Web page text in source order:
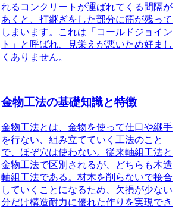
れるコンクリートが運ばれてくる間隔が
あくと、打継ぎをした部分に筋が残って
しまいます。これは「コールドジョイン
ト」と呼ばれ、見栄えが悪いため好まし
くありません。
金物工法の基礎知識と特徴
金物工法とは、金物を使って仕口や継手
を行ない、組み立てていく工法のこと
で、ほぞ穴は使わない。従来軸組工法と
金物工法で区別されるが、どちらも木造
軸組工法である。材木を削らないで接合
していくことになるため、欠損が少ない
分だけ構造耐力に優れた作りを実現でき